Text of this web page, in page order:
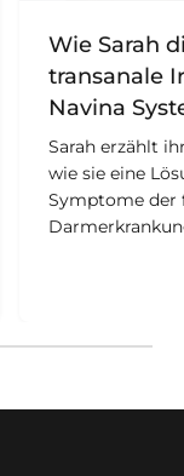
Wie Sarah
transanale
Navina
Sarah erzählt
wie sie eine
Symptome der